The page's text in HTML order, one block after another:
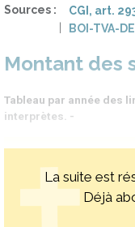
Sources CGI, art.
BOI-TVA-
Montant des
Tableau par année des
interprètes. -
La suite est
Déjà